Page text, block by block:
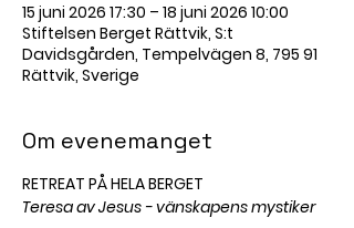
15 juni 2026 17:30 – 18 juni 2026 10:00
Stiftelsen Berget Rättvik, S:t
Davidsgården, Tempelvägen 8, 795 91
Rättvik, Sverige
Om evenemanget
RETREAT PÅ HELA BERGET
Teresa av Jesus - vänskapens mystiker